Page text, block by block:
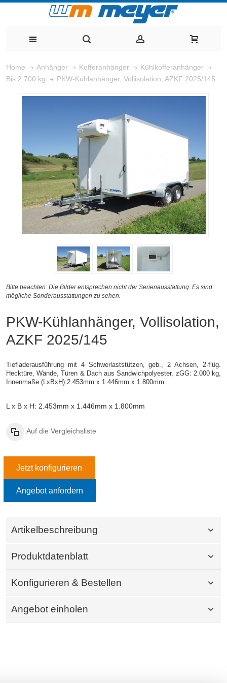
Home Anhänger Kofferanhänger
Kühlkofferanhänger
Bis 2.700 kg
PKW-Kühlanhänger, Vollisolation, AZKF 2025/145
Bitte beachten: Die Bilder entsprechen nicht der Serienausstattung. Es sind
mögliche Sonderausstattungen zu sehen.
PKW-Kühlanhänger, Vollisolation,
AZKF 2025/145
Tiefladerausführung mit 4 Schwerlaststützen, geb., 2 Achsen, 2-flüg.
Hecktüre, Wände, Türen & Dach aus Sandwichpolyester, zGG: 2.000 kg,
Innenmaße (LxBxH):2.453mm x 1.446mm x 1.800mm
L x B x H: 2.453mm x 1.446mm x 1.800mm
Auf die Vergleichsliste
Jetzt konfigurieren
Angebot anfordern
Artikelbeschreibung
Produktdatenblatt
Konfigurieren & Bestellen
Angebot einholen